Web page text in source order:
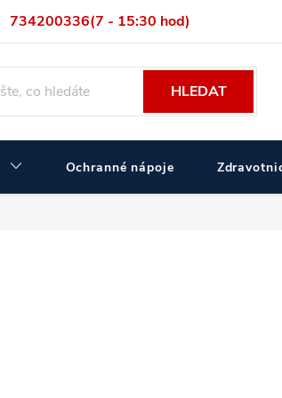
734200336(7 - 15:30 hod)
Velikostní tabulka ČERVA Velkoobchodní prodej
HLEDAT
Ochranné nápoje